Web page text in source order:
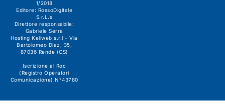
1/2018
Editore: RossoDigitale
S.r.L.s
Direttore responsabile:
Gabriele Serra
Hosting Keliweb s.r.l – Via
Bartolomeo Diaz, 35,
87036 Rende (CS)
Iscrizione al Roc
(Registro Operatori
Comunicazione) N°43780